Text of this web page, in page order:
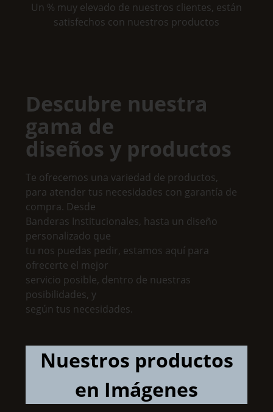
Un % muy elevado de nuestros clientes, están
satisfechos con nuestros productos
Descubre nuestra
gama de
diseños y productos
Te ofrecemos una variedad de productos,
para atender tus necesidades con garantía de
compra. Desde
Banderas Institucionales, hasta un diseño
personalizado que
tu nos puedas pedir, estamos aquí para
ofrecerte el mejor
servicio posible, dentro de nuestras
posibilidades, y
según tus necesidades.
Nuestros productos
en Imágenes